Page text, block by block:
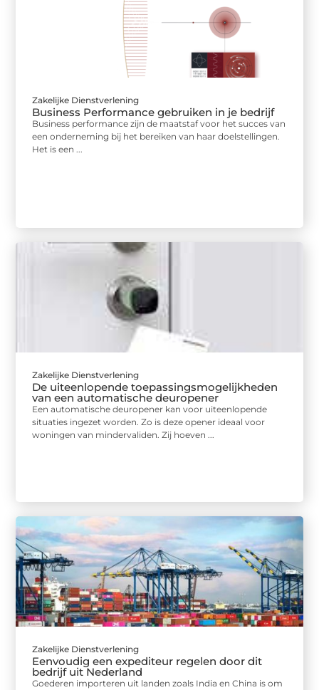
Zakelijke Dienstverlening
Business Performance gebruiken in je bedrijf
Business performance zijn de maatstaf voor het succes van
een onderneming bij het bereiken van haar doelstellingen.
Het is een ...
Zakelijke Dienstverlening
De uiteenlopende toepassingsmogelijkheden
van een automatische deuropener
Een automatische deuropener kan voor uiteenlopende
situaties ingezet worden. Zo is deze opener ideaal voor
woningen van mindervaliden. Zij hoeven ...
Zakelijke Dienstverlening
Eenvoudig een expediteur regelen door dit
bedrijf uit Nederland
Goederen importeren uit landen zoals India en China is om